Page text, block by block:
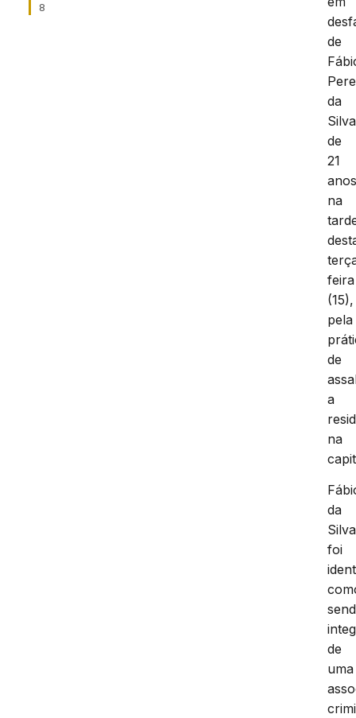
8
de
da
de
21
na
feira
(15),
pela
de
a
na
da
Silva
foi
de
uma